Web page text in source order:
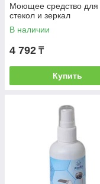
Моющее средство для
стекол и зеркал
В наличии
4 792 ₸
Купить